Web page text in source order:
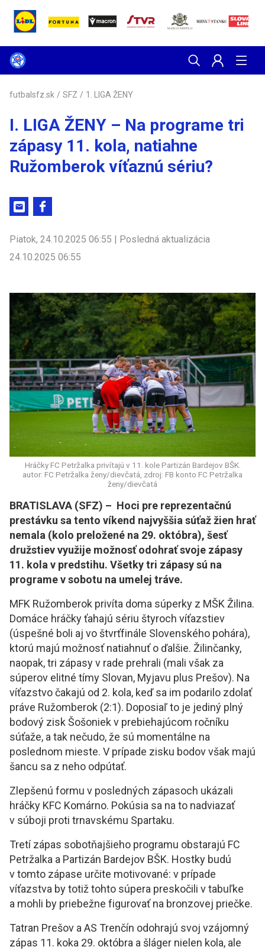
futbalsfz.sk / SFZ / 1. LIGA ŽENY
I. LIGA ŽENY – Na programe tri
zápasy 11. kola, natiahne
Ružomberok víťaznú sériu?
Piatok, 24.10.2025 06:55 | Posledná aktualizácia
24.10.2025 06:55
Hráčky FC Petržalka privítajú v 11. kole Partizán Bardejov BŠK.
autor: FC Petržalka ženy/dievčatá, zdroj: FB konto FC Petržalka
ženy/dievčatá
BRATISLAVA (SFZ) – Hoci pre reprezentačnú
prestávku sa tento víkend najvyššia súťaž žien hrať
nemala (kolo preložené na 29. októbra), šesť
družstiev využije možnosť odohrať svoje zápasy
11. kola v predstihu. Všetky tri zápasy sú na
programe v sobotu na umelej tráve.
MFK Ružomberok privíta doma súperky z MŠK Žilina.
Domáce hráčky ťahajú sériu štyroch víťazstiev
(úspešné boli aj vo štvrťfinále Slovenského pohára),
ktorú majú možnosť natiahnuť o ďalšie. Žilinčanky,
naopak, tri zápasy v rade prehrali (mali však za
súperov elitné tímy Slovan, Myjavu plus Prešov). Na
víťazstvo čakajú od 2. kola, keď sa im podarilo zdolať
práve Ružomberok (2:1). Doposiaľ to je jediný plný
bodový zisk Šošoniek v prebiehajúcom ročníku
súťaže, a tak nečudo, že sú momentálne na
poslednom mieste. V prípade zisku bodov však majú
šancu sa z neho odpútať.
Zlepšenú formu v posledných zápasoch ukázali
hráčky KFC Komárno. Pokúsia sa na to nadviazať
v súboji proti trnavskému Spartaku.
Tretí zápas sobotňajšieho programu obstarajú FC
Petržalka a Partizán Bardejov BŠK. Hostky budú
v tomto zápase určite motivované: v prípade
víťazstva by totiž tohto súpera preskočili v tabuľke
a mohli by priebežne figurovať na bronzovej priečke.
Tatran Prešov a AS Trenčín odohrajú svoj vzájomný
zápas 11. koka 29. októbra a šláger nielen kola, ale